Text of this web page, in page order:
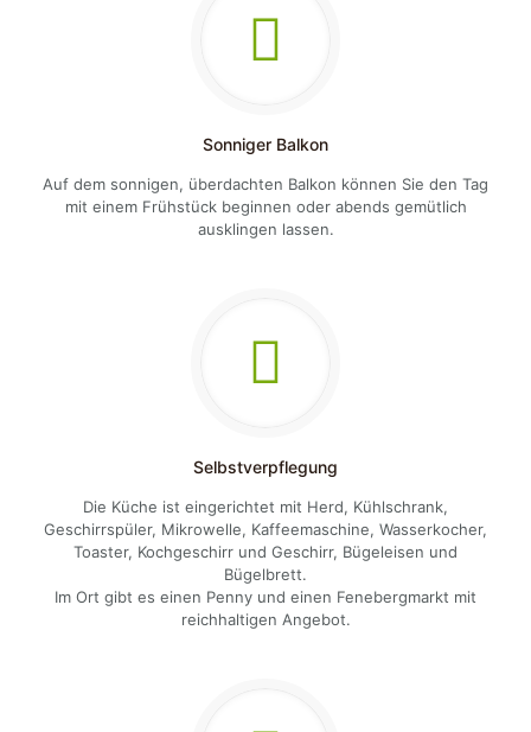
Sonniger Balkon
Auf dem sonnigen, überdachten Balkon können Sie den Tag
mit einem Frühstück beginnen oder abends gemütlich
ausklingen lassen.
Selbstverpflegung
Die Küche ist eingerichtet mit Herd, Kühlschrank,
Geschirrspüler, Mikrowelle, Kaffeemaschine, Wasserkocher,
Toaster, Kochgeschirr und Geschirr, Bügeleisen und
Bügelbrett.
Im Ort gibt es einen Penny und einen Fenebergmarkt mit
reichhaltigen Angebot.